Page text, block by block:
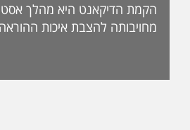
הקמת הדיקאנט היא מהלך
מחויבותה להצבת איכות
לאתגרי העתיד. בראש
ליברמן, דיקאנית ההוראה, אשת